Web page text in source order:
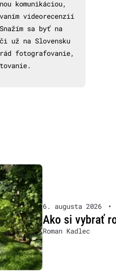
komunikáciou,
videorecenzií
sa byť na
už na Slovensku
fotografovanie,
6. augusta 2026 •
Ako si vybrať
Roman Kadlec